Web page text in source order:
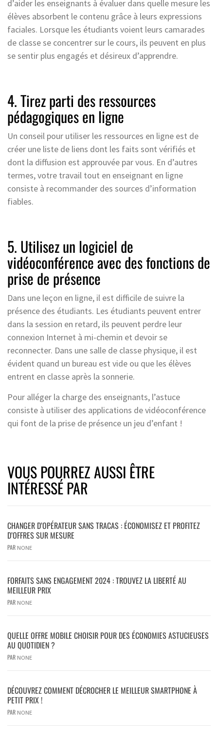
d’aider les enseignants à évaluer dans quelle mesure les
élèves absorbent le contenu grâce à leurs expressions
faciales. Lorsque les étudiants voient leurs camarades
de classe se concentrer sur le cours, ils peuvent en plus
se sentir plus engagés et désireux d’apprendre.
4. Tirez parti des ressources
pédagogiques en ligne
Un conseil pour utiliser les ressources en ligne est de
créer une liste de liens dont les faits sont vérifiés et
dont la diffusion est approuvée par vous. En d’autres
termes, votre travail tout en enseignant en ligne
consiste à recommander des sources d’information
fiables.
5. Utilisez un logiciel de
vidéoconférence avec des fonctions de
prise de présence
Dans une leçon en ligne, il est difficile de suivre la
présence des étudiants. Les étudiants peuvent entrer
dans la session en retard, ils peuvent perdre leur
connexion Internet à mi-chemin et devoir se
reconnecter. Dans une salle de classe physique, il est
évident quand un bureau est vide ou que les élèves
entrent en classe après la sonnerie.
Pour alléger la charge des enseignants, l’astuce
consiste à utiliser des applications de vidéoconférence
qui font de la prise de présence un jeu d’enfant !
VOUS POURREZ AUSSI ÊTRE
INTÉRESSÉ PAR
CHANGER D’OPÉRATEUR SANS TRACAS : ÉCONOMISEZ ET PROFITEZ
D’OFFRES SUR MESURE
PAR NONE
FORFAITS SANS ENGAGEMENT 2024 : TROUVEZ LA LIBERTÉ AU
MEILLEUR PRIX
PAR NONE
QUELLE OFFRE MOBILE CHOISIR POUR DES ÉCONOMIES ASTUCIEUSES
AU QUOTIDIEN ?
PAR NONE
DÉCOUVREZ COMMENT DÉCROCHER LE MEILLEUR SMARTPHONE À
PETIT PRIX !
PAR NONE